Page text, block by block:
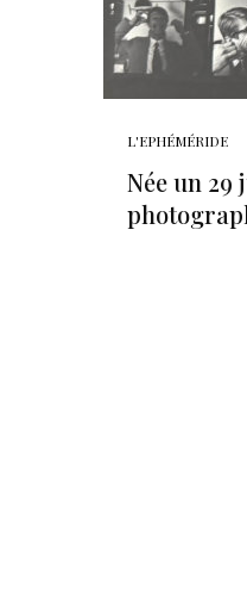
L'EPHÉMÉRIDE
Née un 29